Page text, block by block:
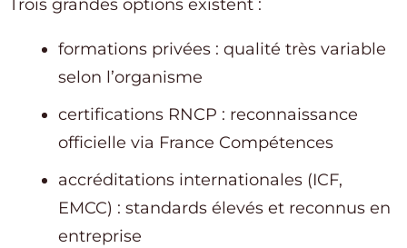
Trois grandes options existent :
formations privées : qualité très variable
selon l’organisme
certifications RNCP : reconnaissance
officielle via France Compétences
accréditations internationales (ICF,
EMCC) : standards élevés et reconnus en
entreprise